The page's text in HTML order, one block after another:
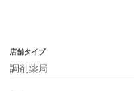
店舗タイプ
調剤薬局